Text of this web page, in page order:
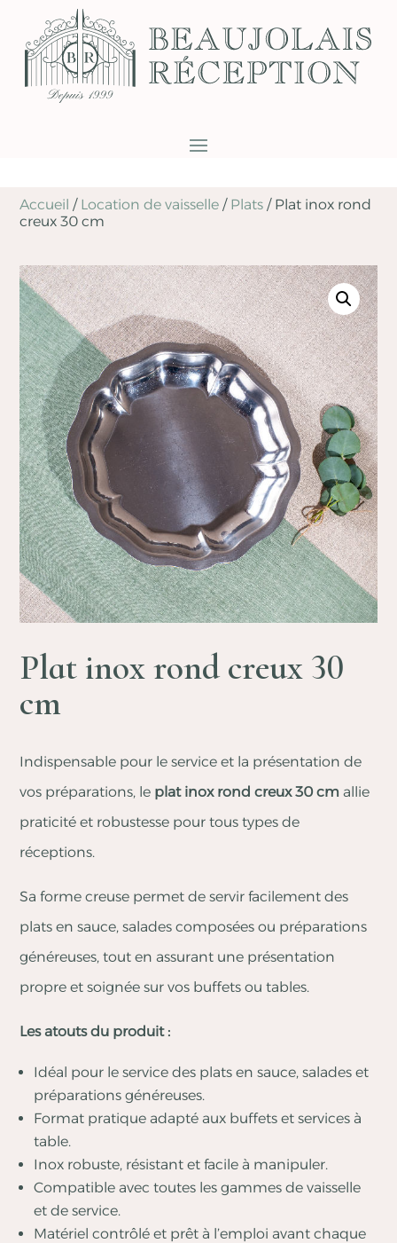
Accueil / Location de vaisselle / Plats / Plat inox rond
creux 30 cm
Plat inox rond creux 30
cm
Indispensable pour le service et la présentation de
vos préparations, le plat inox rond creux 30 cm allie
praticité et robustesse pour tous types de
réceptions.
Sa forme creuse permet de servir facilement des
plats en sauce, salades composées ou préparations
généreuses, tout en assurant une présentation
propre et soignée sur vos buffets ou tables.
Les atouts du produit :
Idéal pour le service des plats en sauce, salades et
préparations généreuses.
Format pratique adapté aux buffets et services à
table.
Inox robuste, résistant et facile à manipuler.
Compatible avec toutes les gammes de vaisselle
et de service.
Matériel contrôlé et prêt à l’emploi avant chaque